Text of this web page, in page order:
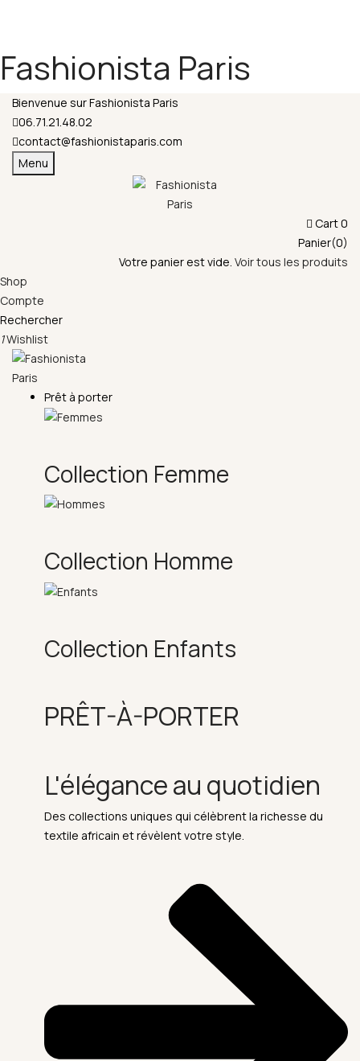
Fashionista Paris
Bienvenue sur Fashionista Paris
06.71.21.48.02
contact@fashionistaparis.com
Menu
Cart0
Panier(0)
Votre panier est vide. Voir tous les produits
Shop
Compte
Rechercher
1Wishlist
Prêt à porter
Collection Femme
Collection Homme
Collection Enfants
PRÊT-À-PORTER
L'élégance au quotidien
Des collections uniques qui célèbrent la richesse du
textile africain et révèlent votre style.
possible durant cette période.